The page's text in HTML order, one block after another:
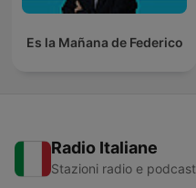
Es la Mañana de Federico
Radio Italiane
Stazioni radio e podcast